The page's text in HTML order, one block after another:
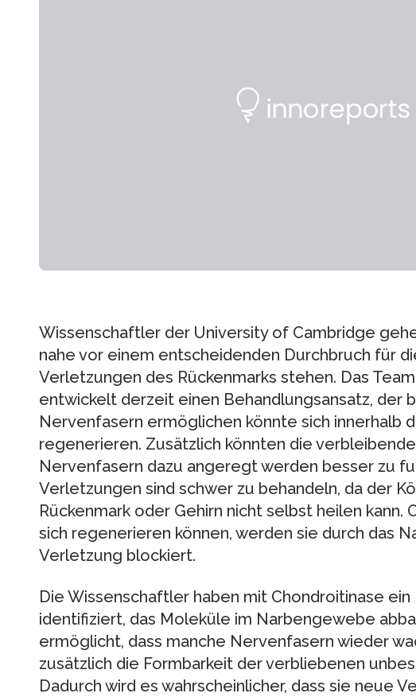
Wissenschaftler der University of Cambridge
nahe vor einem entscheidenden Durchbruch für
Verletzungen des Rückenmarks stehen. Das
entwickelt derzeit einen Behandlungsansatz, der
Nervenfasern ermöglichen könnte sich innerhalb
regenerieren. Zusätzlich könnten die
Nervenfasern dazu angeregt werden besser zu
Verletzungen sind schwer zu behandeln, da der
Rückenmark oder Gehirn nicht selbst heilen kann.
sich regenerieren können, werden sie durch das
Verletzung blockiert.
Die Wissenschaftler haben mit Chondroitinase
identifiziert, das Moleküle im Narbengewebe
ermöglicht, dass manche Nervenfasern wieder
zusätzlich die Formbarkeit der verbliebenen
Dadurch wird es wahrscheinlicher, dass sie neue